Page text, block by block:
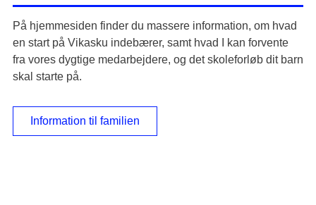
På hjemmesiden finder du massere information, om hvad
en start på Vikasku indebærer, samt hvad I kan forvente
fra vores dygtige medarbejdere, og det skoleforløb dit barn
skal starte på.
Information til familien